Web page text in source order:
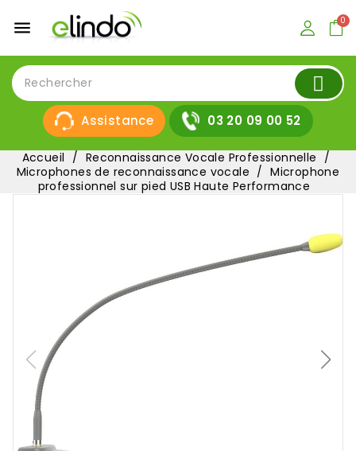
menu
Assistance 03 20 09 00 52
Accueil
Reconnaissance Vocale Professionnelle
Microphones de reconnaissance vocale
Microphone
professionnel sur pied USB Haute Performance